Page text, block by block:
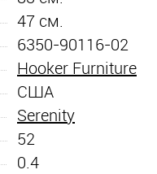
47 см.
6350-90116-02
Hooker Furniture
США
Serenity
52
0.4